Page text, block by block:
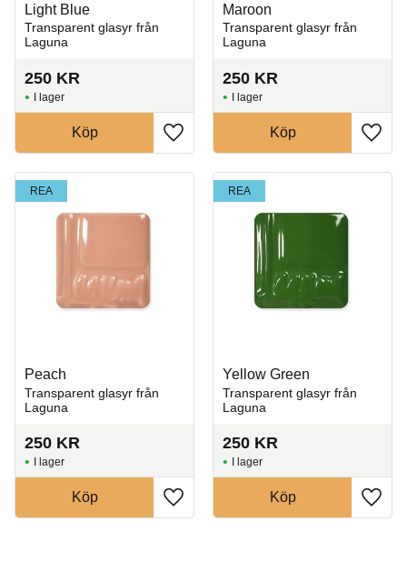
Light Blue
Transparent glasyr från
Laguna
250 KR
Lägg till i favoriter
I lager
Köp
Maroon
Transparent glasyr från
Laguna
250 KR
Lägg
I lager
Köp
Peach
Transparent glasyr från
Laguna
250 KR
REA
Lägg till i favoriter
I lager
Köp
Yellow Green
Transparent glasyr från
Laguna
250 KR
REA
Lägg
I lager
Köp